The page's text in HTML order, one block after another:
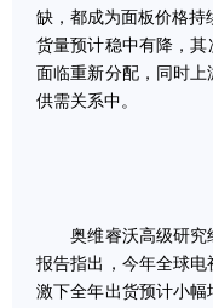
缺，都成为面板价格
货量预计稳中有降，
面临重新分配，同时
供需关系中。
奥维睿沃高级研究经
报告指出，今年全球
激下全年出货预计小